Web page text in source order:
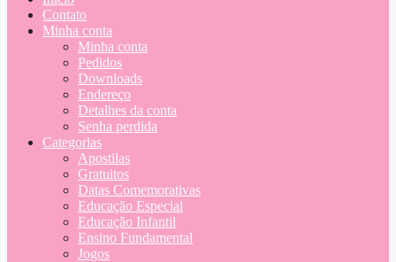
Contato
Minha conta
Minha conta
Pedidos
Downloads
Endereço
Detalhes da conta
Senha perdida
Categorias
Apostilas
Gratuitos
Datas Comemorativas
Educação Especial
Educação Infantil
Ensino Fundamental
Jogos